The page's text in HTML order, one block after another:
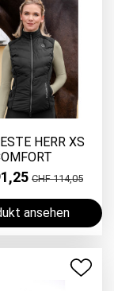
HERR XS
CHF 114,05
ansehen